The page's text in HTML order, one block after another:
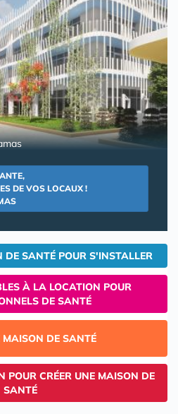
DE VOS LOCAUX !
DE SANTÉ POUR S'INSTALLER
À LA LOCATION POUR
DE SANTÉ
MAISON DE SANTÉ
POUR CRÉER UNE MAISON DE
SANTÉ